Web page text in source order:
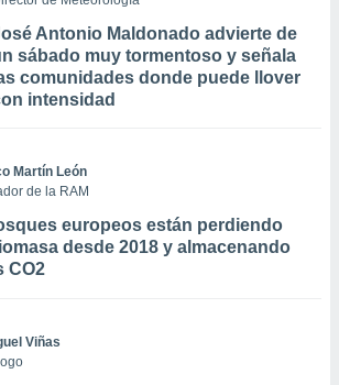
Antonio Maldonado advierte de
sábado muy tormentoso y señala
comunidades donde puede llover
intensidad
Martín León
de la RAM
europeos están perdiendo
desde 2018 y almacenando
CO2
Viñas